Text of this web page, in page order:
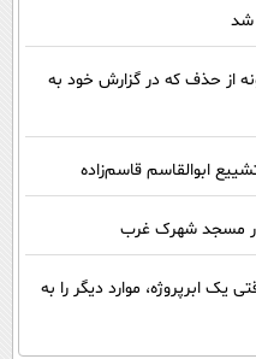
شد
از حذف که در گزارش خود به
ابوالقاسم قاسم‌زاده
در مسجد شهرک غرب
یک ابرپروژه، موارد دیگر را به